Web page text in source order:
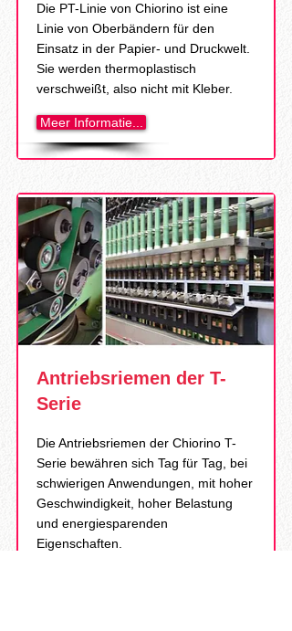
Die PT-Linie von Chiorino ist eine
Linie von Oberbändern für den
Einsatz in der Papier- und Druckwelt.
Sie werden thermoplastisch
verschweißt, also nicht mit Kleber.
Meer Informatie...
Antriebsriemen der T-
Serie
Die Antriebsriemen der Chiorino T-
Serie bewähren sich Tag für Tag, bei
schwierigen Anwendungen, mit hoher
Geschwindigkeit, hoher Belastung
und energiesparenden
Eigenschaften.